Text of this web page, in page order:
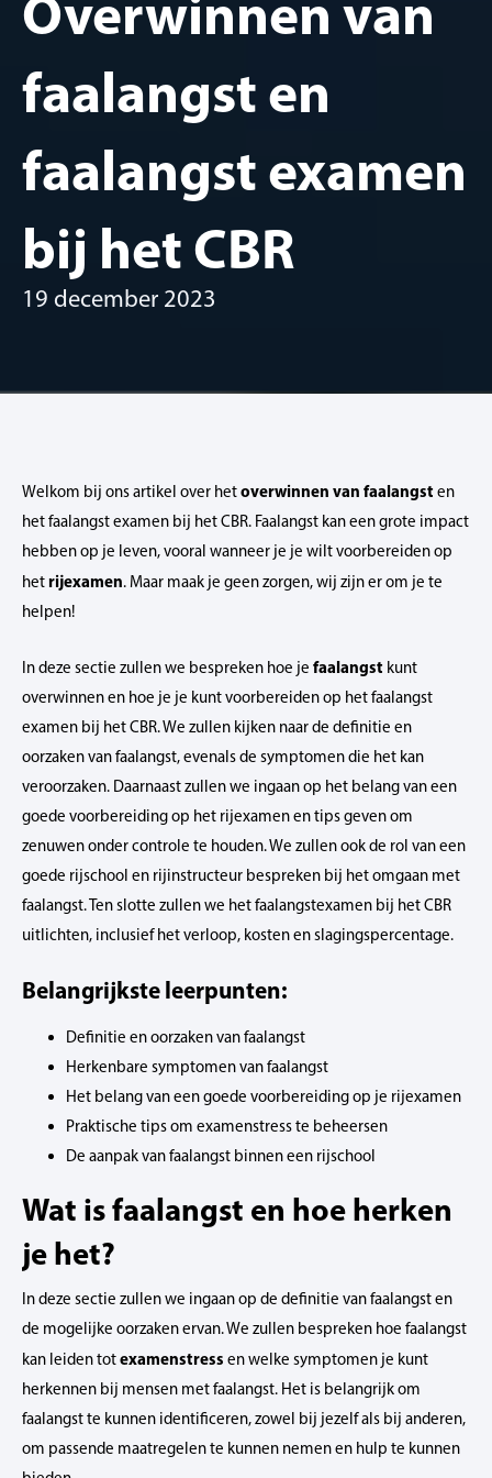
faalangst en
faalangst examen
bij het CBR
19 december 2023
Welkom bij ons artikel over hetoverwinnen van faalangst en
het faalangst examen bij het CBR. Faalangst kan een grote impact
hebben op je leven, vooral wanneer je je wilt voorbereiden op
hetrijexamen. Maar maak je geen zorgen, wij zijn er om je te
helpen!
In deze sectie zullen we bespreken hoe je faalangst kunt
overwinnen en hoe je je kunt voorbereiden op het faalangst
examen bij het CBR. We zullen kijken naar de definitie en
oorzaken van faalangst, evenals de symptomen die het kan
veroorzaken. Daarnaast zullen we ingaan op het belang van een
goede voorbereiding op het rijexamen en tips geven om
zenuwen onder controle te houden. We zullen ook de rol van een
goede rijschool en rijinstructeur bespreken bij het omgaan met
faalangst. Ten slotte zullen we het faalangstexamen bij het CBR
uitlichten, inclusief het verloop, kosten en slagingspercentage.
Belangrijkste leerpunten:
Definitie en oorzaken van faalangst
Herkenbare symptomen van faalangst
Het belang van een goede voorbereiding op je rijexamen
Praktische tips om examenstress te beheersen
De aanpak van faalangst binnen een rijschool
Wat is faalangst en hoe herken
je het?
In deze sectie zullen we ingaan op de definitie van faalangst en
de mogelijke oorzaken ervan. We zullen bespreken hoe faalangst
kan leiden totexamenstress en welke symptomen je kunt
herkennen bij mensen met faalangst. Het is belangrijk om
faalangst te kunnen identificeren, zowel bij jezelf als bij anderen,
om passende maatregelen te kunnen nemen en hulp te kunnen